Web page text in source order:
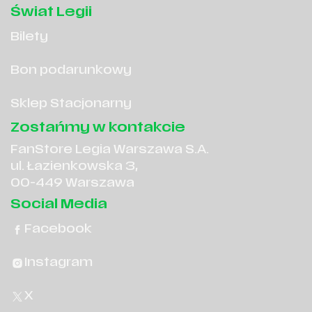
Świat Legii
Bilety
Bon podarunkowy
Sklep Stacjonarny
Zostańmy w kontakcie
FanStore Legia Warszawa S.A.
ul. Łazienkowska 3,
00-449 Warszawa
Social Media
Facebook
Instagram
X